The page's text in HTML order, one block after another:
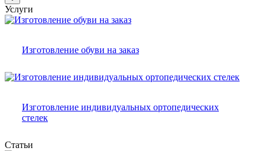
Услуги
Изготовление обуви на заказ
Изготовление индивидуальных ортопедических
стелек
Статьи